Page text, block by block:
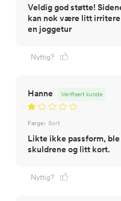
Veldig god støtte!
kan nok være litt
en joggetur
Nyttig?
Hanne Verifisert kunde
Farge: Sort
Likte ikke passform,
skuldrene og litt kort.
Nyttig?